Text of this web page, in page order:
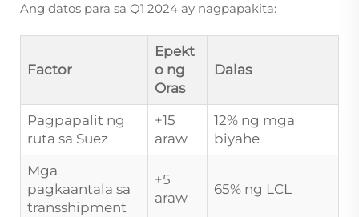
Ang datos para sa Q1 2024 ay nagpapakita:
Factor
Epekt
o ng
Oras
Dalas
Pagpapalit ng
ruta sa Suez
+15
araw
12% ng mga
biyahe
Mga
pagkaantala sa
transshipment
+5
araw
65% ng LCL